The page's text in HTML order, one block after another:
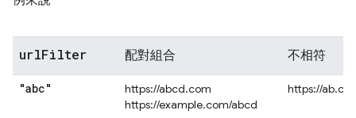
urlFilter 配對組合 不相符
"abc"
https://abcd.com
https://example.com/abcd
https://